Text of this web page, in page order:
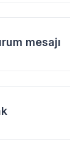
mesajı